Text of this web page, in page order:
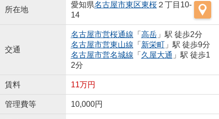
所在地
愛知県名古屋市東区東桜２丁目10-
14
交通
名古屋市営桜通線 「 高岳」駅 徒歩2分
名古屋市営東山線 「 新栄町」駅 徒歩9分
名古屋市営名城線 「 久屋大通 」駅 徒歩1
2分
賃料 11万円
管理費等 10,000円